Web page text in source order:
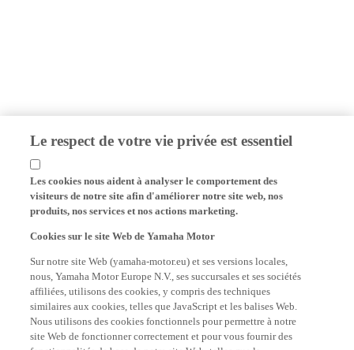
Le respect de votre vie privée est essentiel
Les cookies nous aident à analyser le comportement des
visiteurs de notre site afin d'améliorer notre site web, nos
produits, nos services et nos actions marketing.
nous, Yamaha Motor Europe N.V., ses succursales et ses sociétés
affiliées, utilisons des cookies, y compris des techniques
similaires aux cookies, telles que JavaScript et les balises Web.
Nous utilisons des cookies fonctionnels pour permettre à notre
site Web de fonctionner correctement et pour vous fournir des
fonctionnalités de base de notre site Web, telles que la